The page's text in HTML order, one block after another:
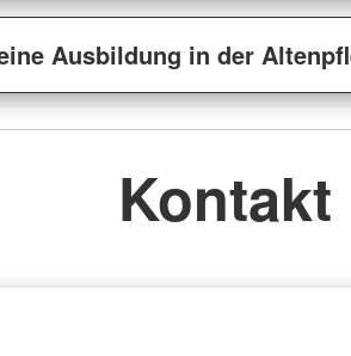
Ausbildung in der
Kontakt